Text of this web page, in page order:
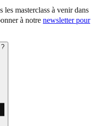
masterclass à venir dans
à notre newsletter pour